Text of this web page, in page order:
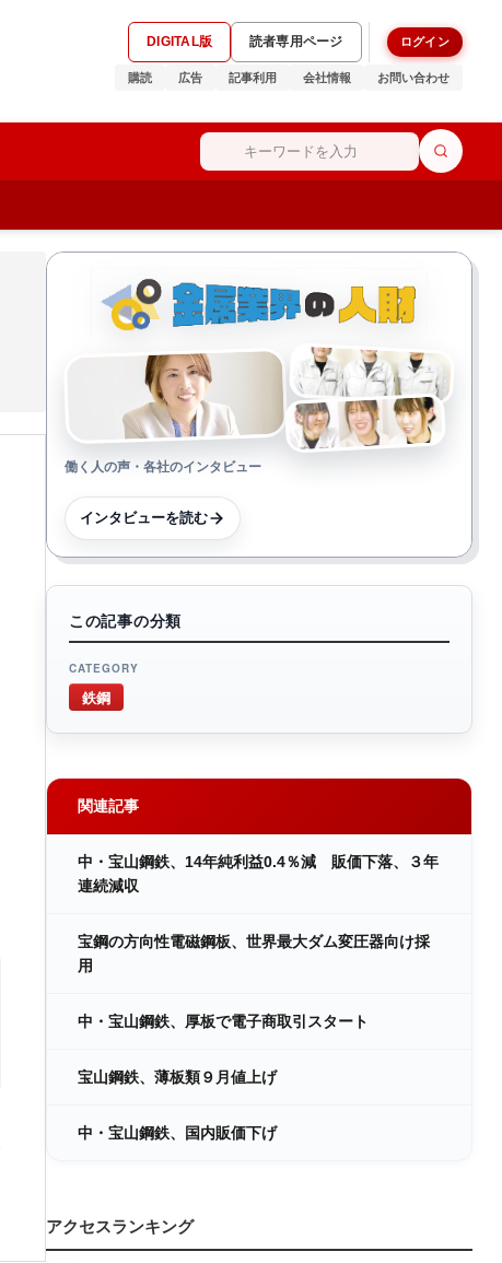
DIGITAL版 読者専用ページ ログイン
購読 広告 記事利用 会社情報 お問い合わせ
働く人の声・各社のインタビュー
インタビューを読む
この記事の分類
CATEGORY
鉄鋼
関連記事
中・宝山鋼鉄、14年純利益0.4％減 販価下落、３年
連続減収
宝鋼の方向性電磁鋼板、世界最大ダム変圧器向け採
用
中・宝山鋼鉄、厚板で電子商取引スタート
宝山鋼鉄、薄板類９月値上げ
中・宝山鋼鉄、国内販価下げ
アクセスランキング